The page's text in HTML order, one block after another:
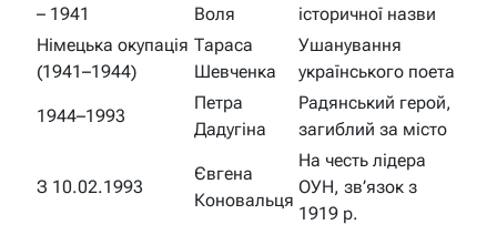
– 1941
Воля
історичної назви
Німецька окупація
(1941–1944)
Тараса
Шевченка
Ушанування
українського поета
1944–1993
Петра
Дадугіна
Радянський герой,
загиблий за місто
З 10.02.1993
Євгена
Коновальця
На честь лідера
ОУН, зв’язок з
1919 р.